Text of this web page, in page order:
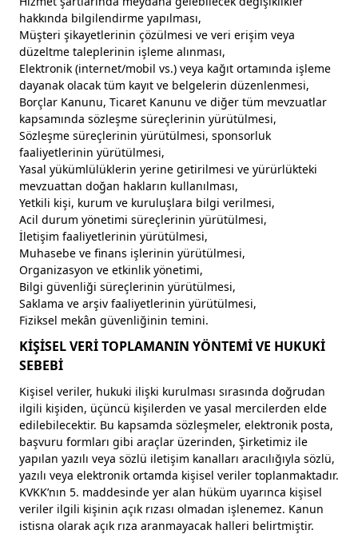
hakkında bilgilendirme yapılması,
Müşteri şikayetlerinin çözülmesi ve veri erişim veya
düzeltme taleplerinin işleme alınması,
Elektronik (internet/mobil vs.) veya kağıt ortamında işleme
dayanak olacak tüm kayıt ve belgelerin düzenlenmesi,
Borçlar Kanunu, Ticaret Kanunu ve diğer tüm mevzuatlar
kapsamında sözleşme süreçlerinin yürütülmesi,
Sözleşme süreçlerinin yürütülmesi, sponsorluk
faaliyetlerinin yürütülmesi,
Yasal yükümlülüklerin yerine getirilmesi ve yürürlükteki
mevzuattan doğan hakların kullanılması,
Yetkili kişi, kurum ve kuruluşlara bilgi verilmesi,
Acil durum yönetimi süreçlerinin yürütülmesi,
İletişim faaliyetlerinin yürütülmesi,
Muhasebe ve finans işlerinin yürütülmesi,
Organizasyon ve etkinlik yönetimi,
Bilgi güvenliği süreçlerinin yürütülmesi,
Saklama ve arşiv faaliyetlerinin yürütülmesi,
Fiziksel mekân güvenliğinin temini.
KİŞİSEL VERİ TOPLAMANIN YÖNTEMİ VE HUKUKİ
SEBEBİ
Kişisel veriler, hukuki ilişki kurulması sırasında doğrudan
ilgili kişiden, üçüncü kişilerden ve yasal mercilerden elde
edilebilecektir. Bu kapsamda sözleşmeler, elektronik posta,
başvuru formları gibi araçlar üzerinden, Şirketimiz ile
yapılan yazılı veya sözlü iletişim kanalları aracılığıyla sözlü,
yazılı veya elektronik ortamda kişisel veriler toplanmaktadır.
KVKK’nın 5. maddesinde yer alan hüküm uyarınca kişisel
veriler ilgili kişinin açık rızası olmadan işlenemez. Kanun
istisna olarak açık rıza aranmayacak halleri belirtmiştir.